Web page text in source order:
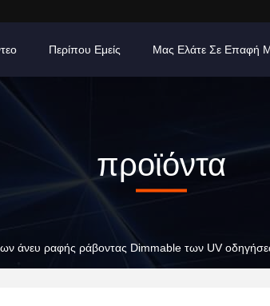
Περίπου Εμείς Μας Ελάτε Σε Επαφή
προϊόντα
άνευ ραφής ράβοντας Dimmable των UV